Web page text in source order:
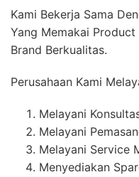
Kami Bekerja Sama
Yang Memakai
Brand Berkualitas.
Perusahaan Kami
Melayani
Melayani
Melayani Service
Menyediakan